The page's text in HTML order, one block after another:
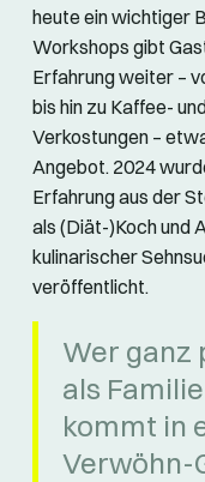
heute ein wichtiger
Workshops gibt
Erfahrung weiter –
bis hin zu Kaffee-
Verkostungen –
Angebot. 2024
Erfahrung aus der
als (Diät-)Koch und
kulinarischer
veröffentlicht.
Wer ganz
als
kommt in
Verwöhn-